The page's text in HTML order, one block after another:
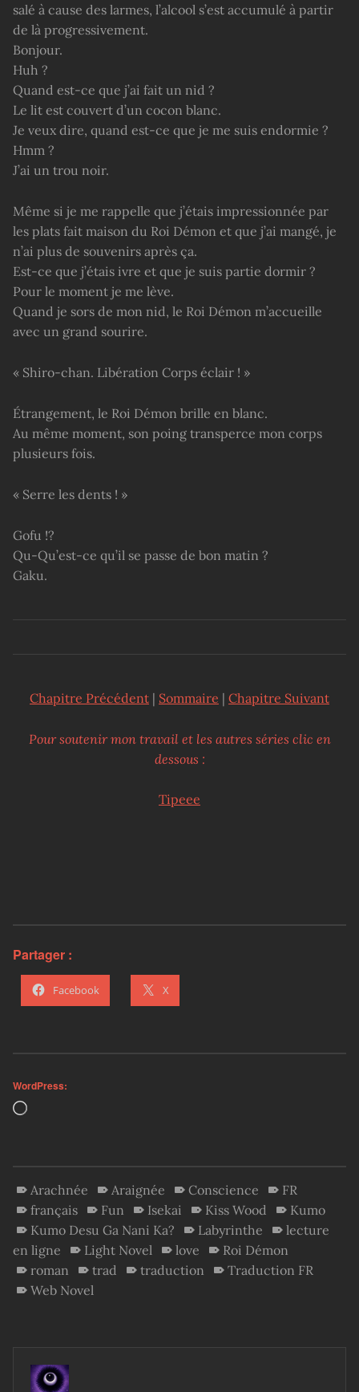
salé à cause des larmes, l’alcool s’est accumulé à partir
de là progressivement.
Bonjour.
Huh ?
Quand est-ce que j’ai fait un nid ?
Le lit est couvert d’un cocon blanc.
Je veux dire, quand est-ce que je me suis endormie ?
Hmm ?
J’ai un trou noir.
Même si je me rappelle que j’étais impressionnée par
les plats fait maison du Roi Démon et que j’ai mangé, je
n’ai plus de souvenirs après ça.
Est-ce que j’étais ivre et que je suis partie dormir ?
Pour le moment je me lève.
Quand je sors de mon nid, le Roi Démon m’accueille
avec un grand sourire.
« Shiro-chan. Libération Corps éclair ! »
Étrangement, le Roi Démon brille en blanc.
Au même moment, son poing transperce mon corps
plusieurs fois.
« Serre les dents ! »
Gofu !?
Qu-Qu’est-ce qu’il se passe de bon matin ?
Gaku.
Chapitre Précédent | Sommaire | Chapitre Suivant
Pour soutenir mon travail et les autres séries clic en
dessous :
Tipeee
Partager :
Facebook X
WordPress:
Arachnée Araignée Conscience
FR
français
Fun Isekai Kiss Wood
Kumo
Kumo Desu Ga Nani Ka?
Labyrinthe
lecture
en ligne
Light Novel love
Roi Démon
roman
trad traduction
Traduction FR
Web Novel